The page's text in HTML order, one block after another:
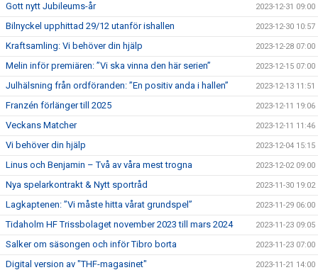
Gott nytt Jubileums-år 2023-12-31 09:00
Bilnyckel upphittad 29/12 utanför ishallen 2023-12-30 10:57
Kraftsamling: Vi behöver din hjälp 2023-12-28 07:00
Melin inför premiären: ”Vi ska vinna den här serien” 2023-12-15 07:00
Julhälsning från ordföranden: ”En positiv anda i hallen” 2023-12-13 11:51
Franzén förlänger till 2025 2023-12-11 19:06
Veckans Matcher 2023-12-11 11:46
Vi behöver din hjälp 2023-12-04 15:15
Linus och Benjamin – Två av våra mest trogna 2023-12-02 09:00
Nya spelarkontrakt & Nytt sportråd 2023-11-30 19:02
Lagkaptenen: ”Vi måste hitta vårat grundspel” 2023-11-29 06:00
Tidaholm HF Trissbolaget november 2023 till mars 2024 2023-11-23 09:05
Salker om säsongen och inför Tibro borta 2023-11-23 07:00
Digital version av "THF-magasinet" 2023-11-21 14:00